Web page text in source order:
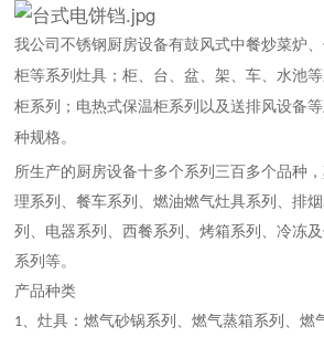
我公司不锈钢厨房设备有鼓风式中餐炒菜炉
柜等系列灶具；柜、台、盆、架、车、水池
柜系列；电热式保温柜系列以及送排风设备
种规格。
所生产的厨房设备十多个系列三百多个品种
理系列、餐车系列、燃油燃气灶具系列、排
列、电器系列、西餐系列、烤箱系列、冷冻
系列等。
产品种类
1、灶具：燃气砂锅系列、燃气蒸箱系列、燃